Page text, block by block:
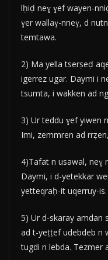
lḥiḍ neɣ ɣef wayen-
ɣer wallaɣ-nneɣ, d
temtawa.
2) Ma yella tserṣeḍ
igerrez ugar. Daymi i
tsumta, i wakken ad
3) Ur teddu ɣef yiwen
Imi, zemmren ad
4)Tafat n usawal, neɣ
Daymi, i d-yetekkar
yetteqraḥ-it uqerruy-
5) Ur d-skaray amdan
ad t-yeṭṭef udebdeb n
tugdi n lebda. Tezmer